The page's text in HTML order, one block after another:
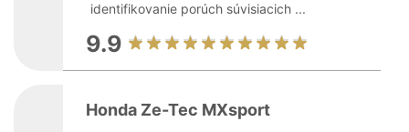
identifikovanie porúch súvisiacich ...
9.9
Honda Ze-Tec MXsport